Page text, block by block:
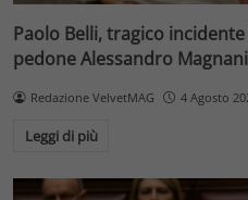
Paolo Belli, tragico
pedone Alessandro Magnani
Redazione VelvetMAG 4 Agosto
Leggi di più